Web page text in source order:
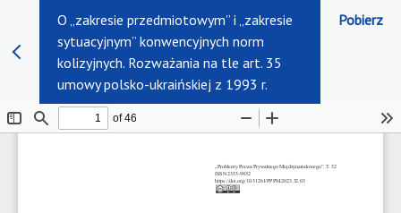
O „zakresie przedmiotowym” i „zakresie
sytuacyjnym” konwencyjnych norm
kolizyjnych. Rozważania na tle art. 35
umowy polsko-ukraińskiej z 1993 r.
Pobierz